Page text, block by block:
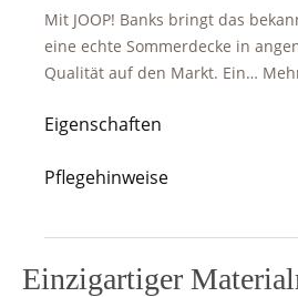
Mit JOOP! Banks bringt das
eine echte Sommerdecke in
Qualität auf den Markt. Ein…
Eigenschaften
Pflegehinweise
Einzigartiger